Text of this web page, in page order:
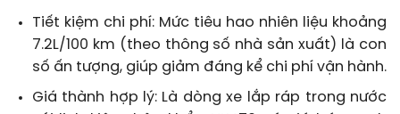
Tiết kiệm chi phí: Mức tiêu hao nhiên liệu khoảng
7.2L/100 km (theo thông số nhà sản xuất) là con
số ấn tượng, giúp giảm đáng kể chi phí vận hành.
Giá thành hợp lý: Là dòng xe lắp ráp trong nước